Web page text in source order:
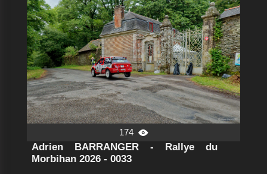
174 
Adrien BARRANGER - Rallye du
Morbihan 2026 - 0033